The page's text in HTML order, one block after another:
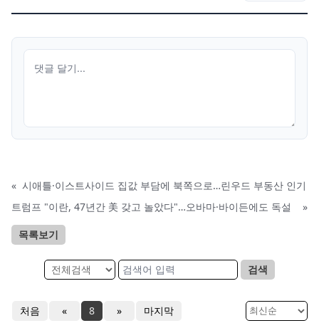
« 시애틀·이스트사이드 집값 부담에 북쪽으로…린우드 부동산 인기
트럼프 "이란, 47년간 美 갖고 놀았다"…오바마·바이든에도 독설
»
목록보기
검색
처음 « 8 » 마지막